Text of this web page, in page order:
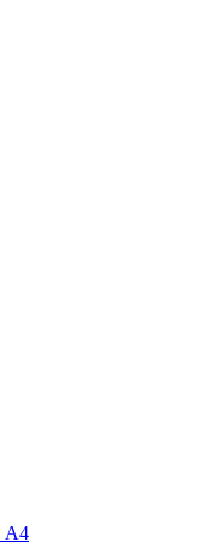
מדפסות לייזר משולבות A4